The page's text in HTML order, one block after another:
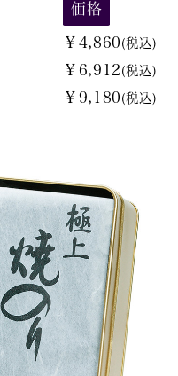
価格
￥4,860 (税込)
￥6,912 (税込)
￥9,180 (税込)